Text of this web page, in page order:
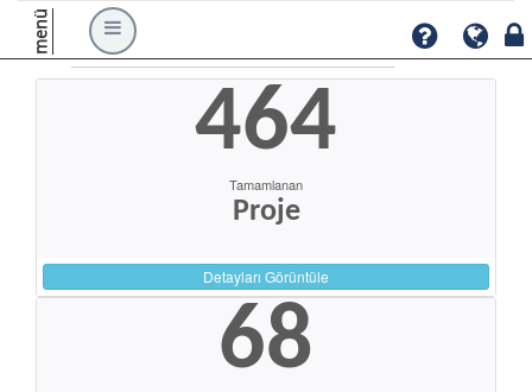
menü
464
Tamamlanan
Proje
Detayları Görüntüle
68